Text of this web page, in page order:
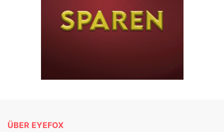
ÜBER EYEFOX